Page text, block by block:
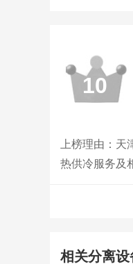
10
上榜理由：
热供冷服务及
展,公司进一
环保业务的综
相关分离